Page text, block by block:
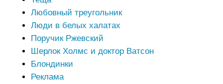
Любовный треугольник
Люди в белых халатах
Поручик Ржевский
Шерлок Холмс и доктор Ватсон
Блондинки
Реклама